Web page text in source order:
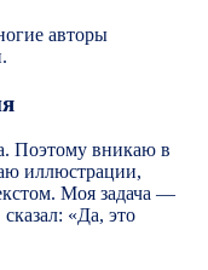
авторы
Поэтому вникаю в
иллюстрации,
Моя задача —
«Да, это